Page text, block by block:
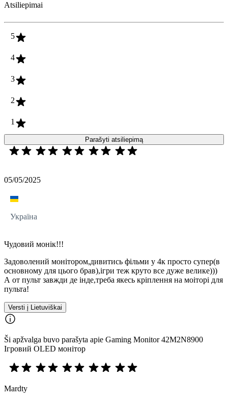
Atsiliepimai
5
4
3
2
1
Parašyti atsiliepimą
05/05/2025
Україна
Чудовий монік!!!
Задоволений монітором,дивитись фільми у 4к просто супер(в
основному для цього брав),ігри теж круто все дуже велике)))
А от пульт завжди де інде,треба якесь кріплення на моіторі для
пульта!
Versti į Lietuviškai
Ši apžvalga buvo parašyta apie Gaming Monitor 42M2N8900
Ігровий OLED монітор
Mardty